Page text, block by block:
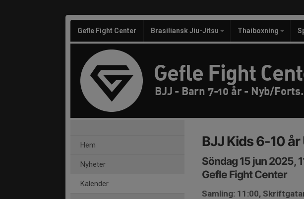
Gefle Fight Center Brasiliansk Jiu-Jitsu Thaiboxning
Gefle Fight
BJJ - Barn 7-10 år - Nyb/Forts.
Hem
Nyheter
Kalender
BJJ Kids 6-10
Söndag 15 jun 2025,
Gefle Fight Center
Samling: 11:00,